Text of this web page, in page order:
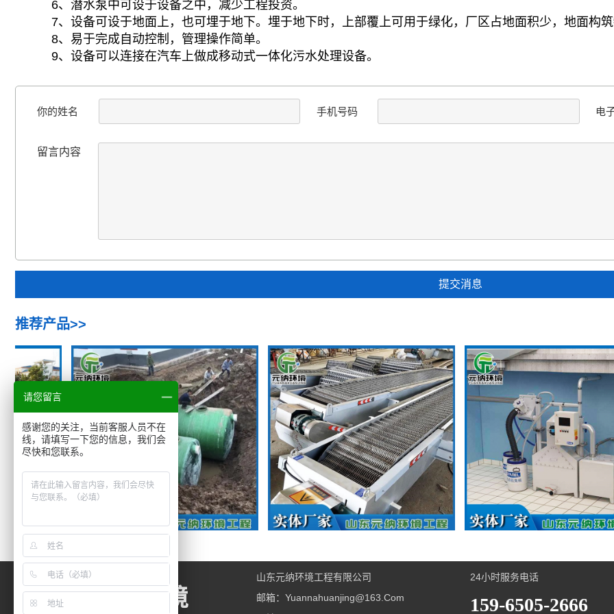
6、潜水泵中可设于设备之中，减少工程投资。
7、设备可设于地面上，也可埋于地下。埋于地下时，上部覆上可用于绿化，厂区占地面积少，地面构筑
8、易于完成自动控制，管理操作简单。
9、设备可以连接在汽车上做成移动式一体化污水处理设备。
你的姓名 手机号码 电
留言内容
推荐产品>>
元纳环境
山东元纳环境工程有限公司
邮箱：yuannahuanjing@163.com
24小时服务电话
159-6505-2666
请您留言
感谢您的关注，当前客服人员不在
线，请填写一下您的信息，我们会
尽快和您联系。